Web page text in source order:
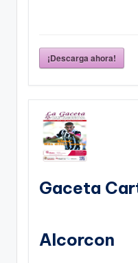
¡Descarga ahora!
Gaceta
Alcorcon